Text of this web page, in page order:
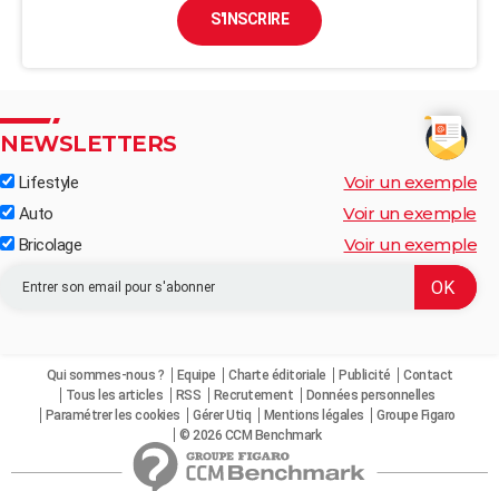
S'INSCRIRE
NEWSLETTERS
Lifestyle Voir un exemple
Auto Voir un exemple
Bricolage Voir un exemple
Qui sommes-nous ? Equipe Charte éditoriale Publicité
Contact
Tous les articles
RSS Recrutement
Données personnelles
Paramétrer les cookies
Gérer Utiq Mentions légales
Groupe Figaro
© 2026 CCM Benchmark